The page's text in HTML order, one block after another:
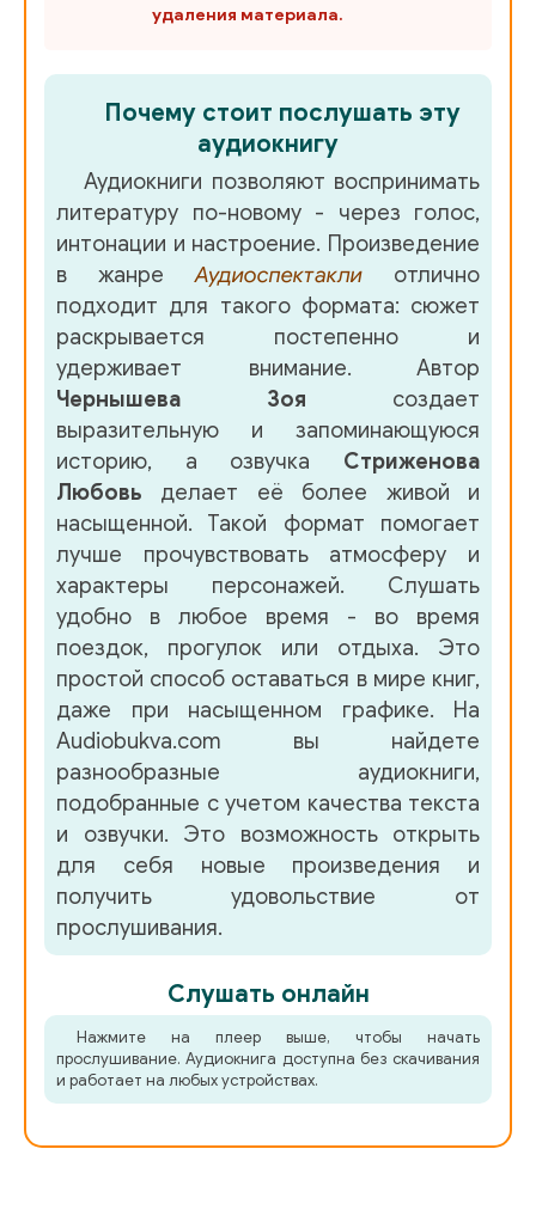
удаления материала.
Почему стоит послушать эту
аудиокнигу
Аудиокниги позволяют воспринимать
литературу по-новому - через голос,
интонации и настроение. Произведение
в жанреАудиоспектакли отлично
подходит для такого формата: сюжет
раскрывается постепенно и
удерживает внимание. Автор
Чернышева Зоя создает
выразительную и запоминающуюся
историю, а озвучка Стриженова
Любовь делает её более живой и
насыщенной. Такой формат помогает
лучше прочувствовать атмосферу и
характеры персонажей. Слушать
удобно в любое время - во время
поездок, прогулок или отдыха. Это
простой способ оставаться в мире книг,
даже при насыщенном графике. На
Audiobukva.com вы найдете
разнообразные аудиокниги,
подобранные с учетом качества текста
и озвучки. Это возможность открыть
для себя новые произведения и
получить удовольствие от
прослушивания.
Слушать онлайн
Нажмите на плеер выше, чтобы начать
прослушивание. Аудиокнига доступна без скачивания
и работает на любых устройствах.